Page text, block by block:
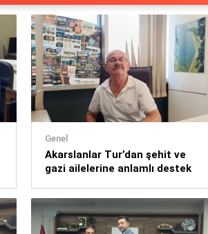
Genel
Akarslanlar Tur’dan şehit ve
gazi ailelerine anlamlı destek